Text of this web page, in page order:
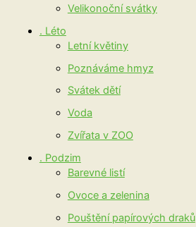
Velikonoční svátky
. Léto
Letní květiny
Poznáváme hmyz
Svátek dětí
Voda
Zvířata v ZOO
. Podzim
Barevné listí
Ovoce a zelenina
Pouštění papírových draků